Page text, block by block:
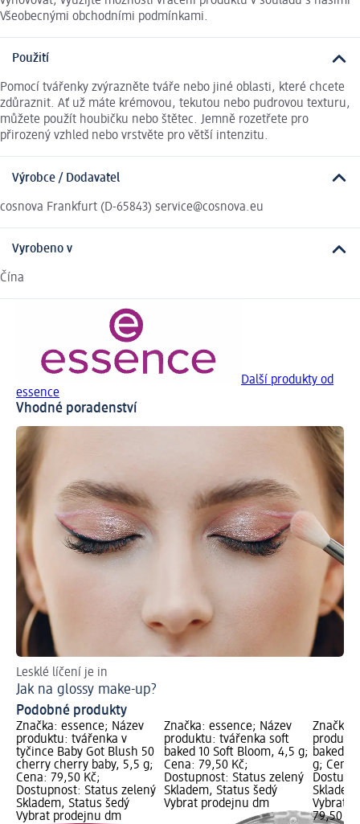
Všeobecnými obchodními podmínkami.
Použití
Pomocí tvářenky zvýrazněte tváře nebo jiné oblasti, které chcete
zdůraznit. Ať už máte krémovou, tekutou nebo pudrovou texturu,
můžete použít houbičku nebo štětec. Jemně rozetřete pro
přirozený vzhled nebo vrstvěte pro větší intenzitu.
Výrobce / Dodavatel
cosnova Frankfurt (D-65843) service@cosnova.eu
Vyrobeno v
Čína
Další produkty od
essence
Vhodné poradenství
Lesklé líčení je in
Jak na glossy make-up?
Podobné produkty
Značka: essence; Název
produktu: tvářenka v
tyčince Baby Got Blush 50
cherry cherry baby, 5,5 g;
Cena: 79,50 Kč;
Dostupnost: Status zelený
Skladem, Status šedý
Vybrat prodejnu dm
Značka: essence; Název
produktu: tvářenka soft
baked 10 Soft Bloom, 4,5 g;
Cena: 79,50 Kč;
Dostupnost: Status zelený
Skladem, Status šedý
Vybrat prodejnu dm
Značka:
baked
g;
Vybrat
79,50 Kč